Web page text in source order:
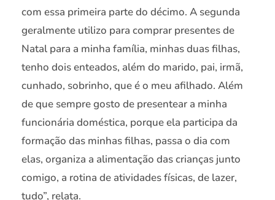
com essa primeira parte do décimo. A segunda
geralmente utilizo para comprar presentes de
Natal para a minha família, minhas duas filhas,
tenho dois enteados, além do marido, pai, irmã,
cunhado, sobrinho, que é o meu afilhado. Além
de que sempre gosto de presentear a minha
funcionária doméstica, porque ela participa da
formação das minhas filhas, passa o dia com
elas, organiza a alimentação das crianças junto
comigo, a rotina de atividades físicas, de lazer,
tudo”, relata.